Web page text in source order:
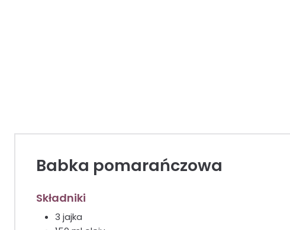
Babka pomarańczowa
Składniki
3 jajka